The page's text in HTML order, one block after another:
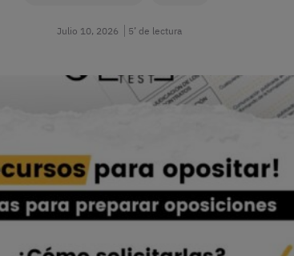
Julio 10, 2026 5’ de lectura